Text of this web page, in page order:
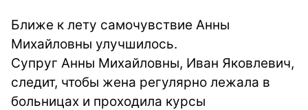
Ближе к лету самочувствие Анны
Михайловны улучшилось.
Супруг Анны Михайловны, Иван Яковлевич,
следит, чтобы жена регулярно лежала в
больницах и проходила курсы